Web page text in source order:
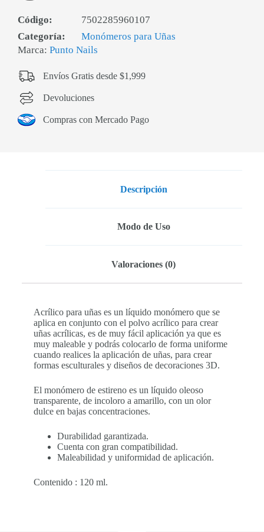
Código:
7502285960107
Categoría:
Monómeros para Uñas
Marca: Punto Nails
Envíos Gratis desde $1,999
Devoluciones
Compras con Mercado Pago
Descripción
Modo de Uso
Valoraciones (0)
Acrílico para uñas es un líquido monómero que se
aplica en conjunto con el polvo acrílico para crear
uñas acrílicas, es de muy fácil aplicación ya que es
muy maleable y podrás colocarlo de forma uniforme
cuando realices la aplicación de uñas, para crear
formas esculturales y diseños de decoraciones 3D.
El monómero de estireno es un líquido oleoso
transparente, de incoloro a amarillo, con un olor
dulce en bajas concentraciones.
Durabilidad garantizada.
Cuenta con gran compatibilidad.
Maleabilidad y uniformidad de aplicación.
Contenido : 120 ml.